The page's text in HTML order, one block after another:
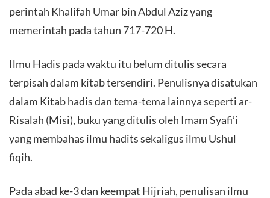
perintah Khalifah Umar bin Abdul Aziz yang
memerintah pada tahun 717-720 H.
Ilmu Hadis pada waktu itu belum ditulis secara
terpisah dalam kitab tersendiri. Penulisnya disatukan
dalam Kitab hadis dan tema-tema lainnya seperti ar-
Risalah (Misi), buku yang ditulis oleh Imam Syafi’i
yang membahas ilmu hadits sekaligus ilmu Ushul
fiqih.
Pada abad ke-3 dan keempat Hijriah, penulisan ilmu